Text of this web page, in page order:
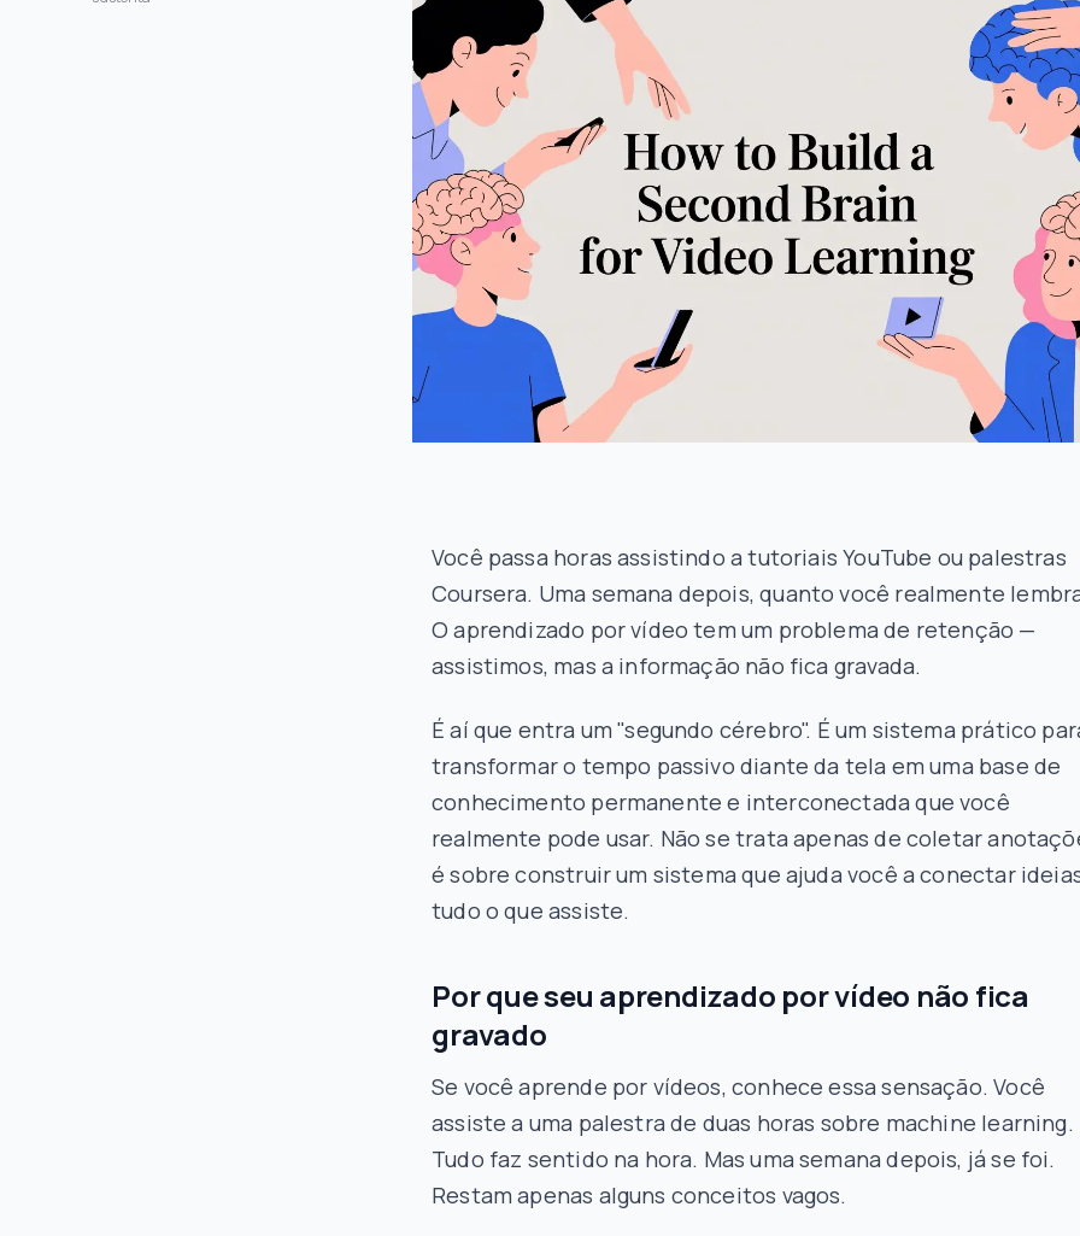
Você passa horas assistindo a tutoriais YouTube ou palestras
Coursera. Uma semana depois, quanto você realmente
O aprendizado por vídeo tem um problema de retenção —
assistimos, mas a informação não fica gravada.
É aí que entra um "segundo cérebro". É um sistema prático
transformar o tempo passivo diante da tela em uma base de
conhecimento permanente e interconectada que você
realmente pode usar. Não se trata apenas de coletar
é sobre construir um sistema que ajuda você a conectar
tudo o que assiste.
Por que seu aprendizado por vídeo não fica
gravado
Se você aprende por vídeos, conhece essa sensação. Você
assiste a uma palestra de duas horas sobre machine learning.
Tudo faz sentido na hora. Mas uma semana depois, já se foi.
Restam apenas alguns conceitos vagos.